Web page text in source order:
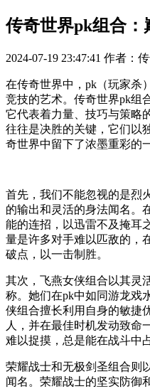
传奇世界pk组合：
2024-07-19 23:47:41 作者：
在传奇世界中，pk（玩家杀
竞技的艺术。传奇世界pk组
它代表着力量、技巧与策略
往往是决胜的关键，它们以
奇世界中留下了浓墨重彩的
首先，我们不能忽视的是烈
的输出和灵活的身法闻名。
能的连招，以迅雷不及掩耳
量是许多对手难以匹敌的，
破点，以一击制胜。
其次，飞燕女侠组合以其灵
称。她们在pk中如同游龙戏
侠组合擅长利用自身的敏捷
人，并在最佳时机发动致命
难以捉摸，总是能在战斗中
荣耀战士和无极剑圣组合则
闻名。荣耀战士的坚实防御